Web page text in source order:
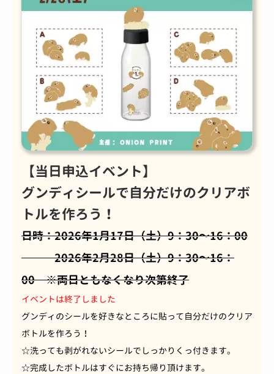
【当日申込イベント】
グンディシールで自分だけのクリアボ
トルを作ろう！
日時：2026年1月17日（土）9：30～16：00
2026年2月28日（土）9：30～16：
00 ※両日ともなくなり次第終了
イベントは終了しました
グンディのシールを好きなところに貼って自分だけのクリア
ボトルを作ろう！
☆洗っても剥がれないシールでしっかりくっ付きます。
☆完成したボトルはすぐにお持ち帰り頂けます。